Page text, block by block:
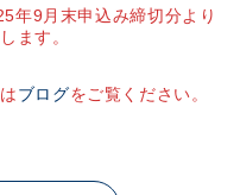
年9月末申込み締切分より
ます。
ブログをご覧ください。